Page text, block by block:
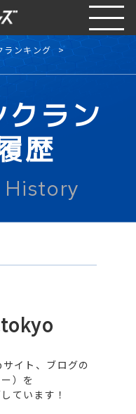
ランキング
ラン
歴
History
イト、ブログの
）を
ています！